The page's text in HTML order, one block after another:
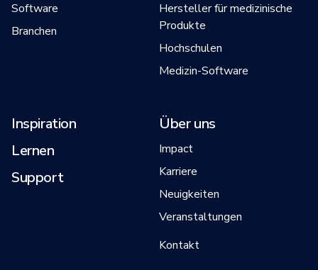
Software
Branchen
Hersteller für medizinische
Produkte
Hochschulen
Medizin-Software
Inspiration
Lernen
Support
Über uns
Impact
Karriere
Neuigkeiten
Veranstaltungen
Kontakt